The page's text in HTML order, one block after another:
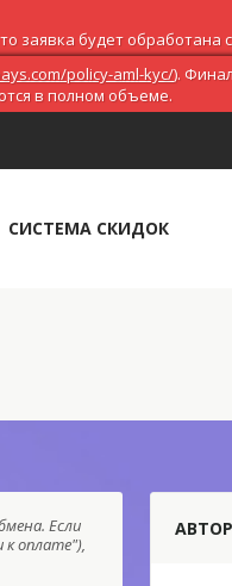
заявка будет обработана с
policy-aml-kyc/).
в полном объеме.
СИСТЕМА СКИДОК
Если
к оплате"),